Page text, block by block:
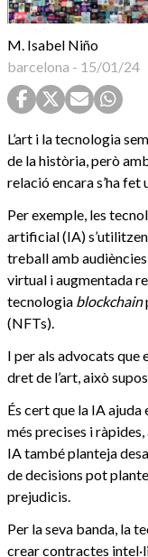
M. Isabel Niño
barcelona - 15/01/24
L’art i la tecnologia
de la història, però
relació encara s’ha fet
Per exemple, les
artificial (IA)
treball amb
virtual i augmentada
tecnologia blockchain
(NFTs).
I per als advocats que
dret de l’art, això
És cert que la IA
més precises i
IA també planteja
de decisions pot
prejudicis.
Per la seva banda, la
crear contractes